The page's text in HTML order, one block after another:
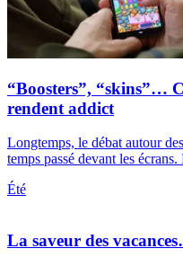
“Boosters”, “skins”…
rendent addict
Longtemps, le débat autour
temps passé devant les
Été
La saveur des